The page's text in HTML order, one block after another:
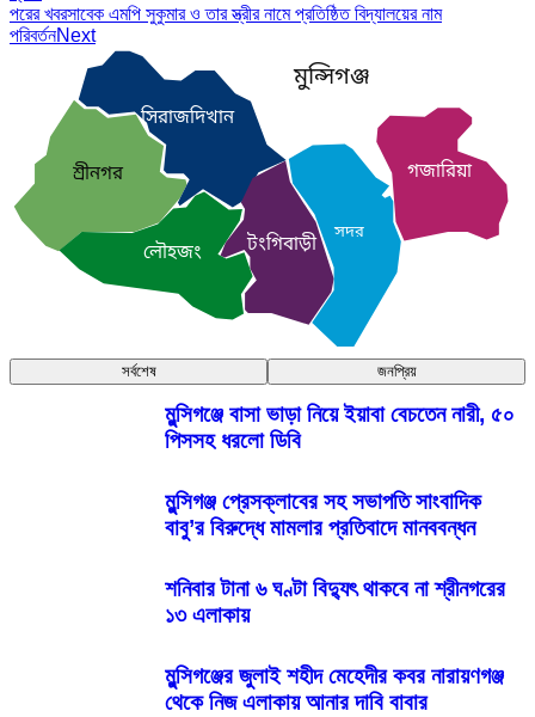
পরের খবরসাবেক এমপি সুকুমার ও তার স্ত্রীর নামে প্রতিষ্ঠিত বিদ্যালয়ের নাম
পরিবর্তনNext
শ্রীনগর
সিরাজদিখান
টংগিবাড়ী সদর
গজারিয়া
লৌহজং
মুন্সিগঞ্জ
সর্বশেষ জনপ্রিয়
মুন্সিগঞ্জে বাসা ভাড়া নিয়ে ইয়াবা বেচতেন নারী, ৫০
পিসসহ ধরলো ডিবি
মুন্সিগঞ্জ প্রেসক্লাবের সহ সভাপতি সাংবাদিক
বাবু’র বিরুদ্ধে মামলার প্রতিবাদে মানববন্ধন
শনিবার টানা ৬ ঘণ্টা বিদ্যুৎ থাকবে না শ্রীনগরের
১৩ এলাকায়
মুন্সিগঞ্জের জুলাই শহীদ মেহেদীর কবর নারায়ণগঞ্জ
থেকে নিজ এলাকায় আনার দাবি বাবার